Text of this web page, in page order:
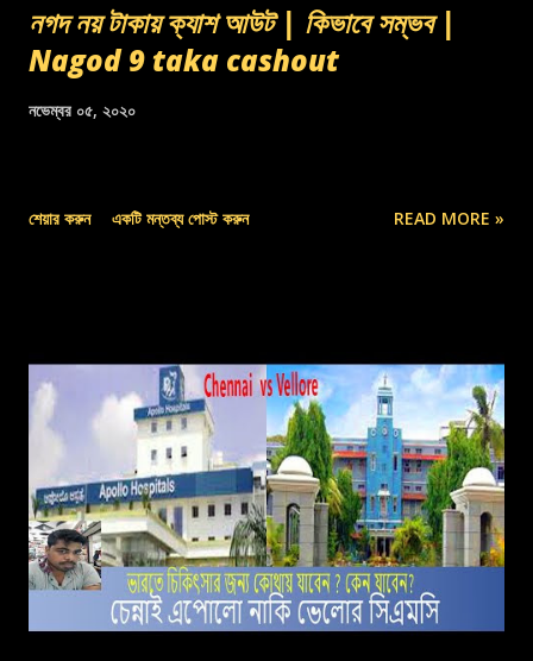
নগদ নয় টাকায় ক্যাশ আউট | কিভাবে সম্ভব |
Nagod 9 taka cashout
নভেম্বর ০৫, ২০২০
শেয়ার করুন একটি মন্তব্য পোস্ট করুন READ MORE »